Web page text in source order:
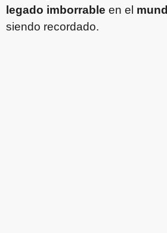
legado imborrable en el
siendo recordado.